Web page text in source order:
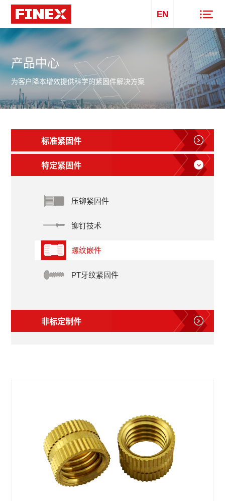
EN
产品中心
为客户降本增效提供科学的紧固件解决方案
标准紧固件
特定紧固件
压铆紧固件
铆钉技术
螺纹嵌件
PT牙纹紧固件
非标定制件